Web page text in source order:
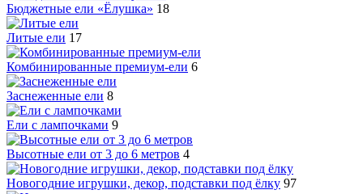
Бюджетные ели «Ёлушка» 18
Литые ели 17
Комбинированные премиум-ели 6
Заснеженные ели 8
Ели с лампочками 9
Высотные ели от 3 до 6 метров 4
Новогодние игрушки, декор, подставки под ёлку 97